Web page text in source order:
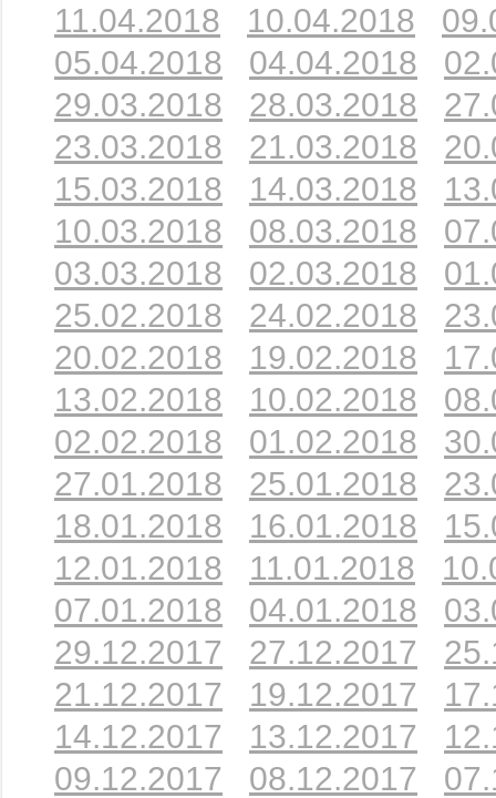
11.04.2018
10.04.2018
05.04.2018
04.04.2018
29.03.2018
28.03.2018
23.03.2018
21.03.2018
15.03.2018
14.03.2018
10.03.2018
08.03.2018
03.03.2018
02.03.2018
25.02.2018
24.02.2018
20.02.2018
19.02.2018
13.02.2018
10.02.2018
02.02.2018
01.02.2018
27.01.2018
25.01.2018
18.01.2018
16.01.2018
12.01.2018
11.01.2018
07.01.2018
04.01.2018
29.12.2017
27.12.2017
21.12.2017
19.12.2017
14.12.2017
13.12.2017
09.12.2017
08.12.2017